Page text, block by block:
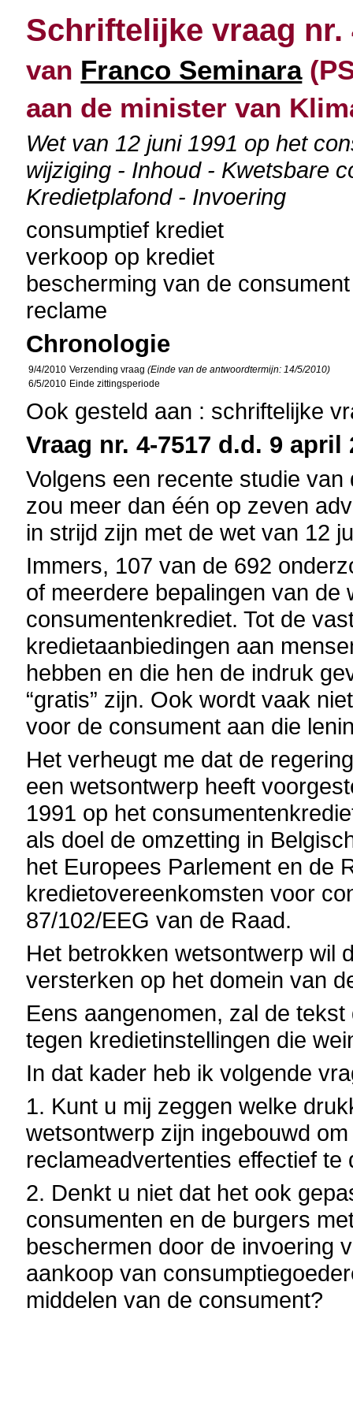
Schriftelijke vraag nr.
van Franco Seminara
aan de minister van
Wet van 12 juni 1991 op het
wijziging - Inhoud - Kwetsbare
Kredietplafond - Invoering
consumptief krediet
verkoop op krediet
bescherming van de consument
reclame
Chronologie
9/4/2010 Verzending vraag(Einde van de antwoordtermijn: 14/5/2010)
6/5/2010 Einde zittingsperiode
Ook gesteld aan : schriftelijke
Vraag nr. 4-7517 d.d. 9
Volgens een recente studie
zou meer dan één op zeven
in strijd zijn met de wet van 12
Immers, 107 van de 692
of meerdere bepalingen van de
consumentenkrediet. Tot de
kredietaanbiedingen aan
hebben en die hen de indruk
“gratis” zijn. Ook wordt vaak
voor de consument aan die
Het verheugt me dat de
een wetsontwerp heeft
1991 op het
als doel de omzetting in
het Europees Parlement en de
kredietovereenkomsten voor
87/102/EEG van de Raad.
Het betrokken wetsontwerp wil
versterken op het domein van
Eens aangenomen, zal de
tegen kredietinstellingen die
In dat kader heb ik volgende
1. Kunt u mij zeggen welke
wetsontwerp zijn ingebouwd
reclameadvertenties effectief te
2. Denkt u niet dat het ook
consumenten en de burgers
beschermen door de invoering
aankoop van
middelen van de consument?